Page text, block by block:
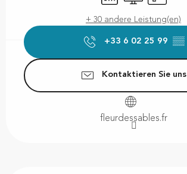
+ 30 andere Leistung(en)
+33 6 02 25 99 ▒▒
Kontaktieren Sie uns
fleurdessables.fr